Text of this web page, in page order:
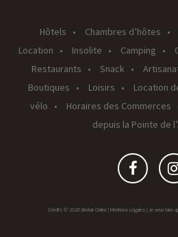
Hôtels Chambres d’hôtes
Location
Insolite Camping
Restaurants
Snack
Boutiques
Loisirs Location
vélo
Horaires des Commerces
depuis la Pointe de
Crédits © 2026 Brehat Online | Mentions Légales | Je veux faire